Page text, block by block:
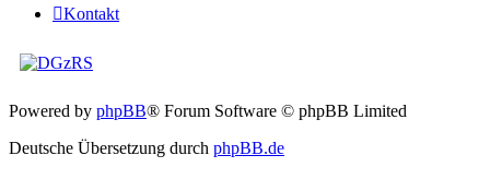
Kontakt
Powered by phpBB® Forum Software © phpBB Limited
Deutsche Übersetzung durch phpBB.de